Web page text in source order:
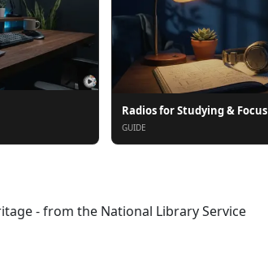
Radios for Studying & Focus
GUIDE
- from the National Library Service